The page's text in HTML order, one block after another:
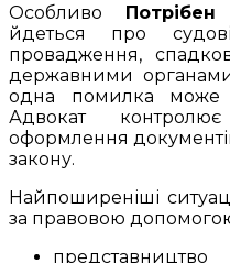
Особливо
йдеться про
провадження,
державними
одна помилка може
Адвокат
оформлення документів
закону.
Найпоширеніші
за правовою